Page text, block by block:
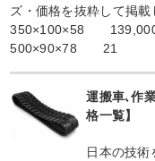
ズ・価格を抜粋して掲
350×100×58
500×90×78 21
運搬車､作
格一覧】
日本の技術